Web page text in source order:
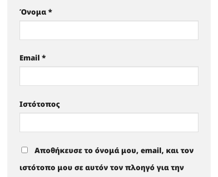
Όνομα *
Email *
Ιστότοπος
Αποθήκευσε το όνομά μου, email, και τον
ιστότοπο μου σε αυτόν τον πλοηγό για την